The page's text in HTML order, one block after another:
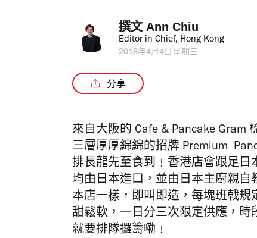
撰文 Ann Chiu
Editor in Chief, Hong Kong
2018年4月4日星期三
分享
來自大阪的 Cafe & Pancake Gram
三層厚厚綿綿的招牌 Premium
排長龍先至食到﹗香港店會跟足日
均由日本進口，並由日本主廚親自
本店一樣，即叫即造，每塊班戟
甜鬆軟，一日分三次限定供應，
就要排隊攞籌嘞﹗